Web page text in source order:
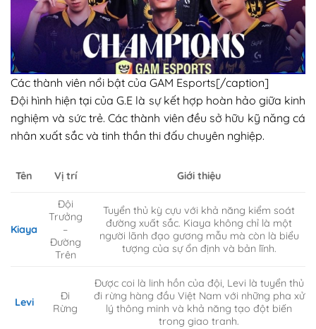
Các thành viên nổi bật của GAM Esports[/caption]
Đội hình hiện tại của G.E là sự kết hợp hoàn hảo giữa kinh
nghiệm và sức trẻ. Các thành viên đều sở hữu kỹ năng cá
nhân xuất sắc và tinh thần thi đấu chuyên nghiệp.
Tên Vị trí Giới thiệu
Kiaya
Đội
Trưởng
–
Đường
Trên
Tuyển thủ kỳ cựu với khả năng kiểm soát
đường xuất sắc. Kiaya không chỉ là một
người lãnh đạo gương mẫu mà còn là biểu
tượng của sự ổn định và bản lĩnh.
Levi
Đi
Rừng
Được coi là linh hồn của đội, Levi là tuyển thủ
đi rừng hàng đầu Việt Nam với những pha xử
lý thông minh và khả năng tạo đột biến
trong giao tranh.